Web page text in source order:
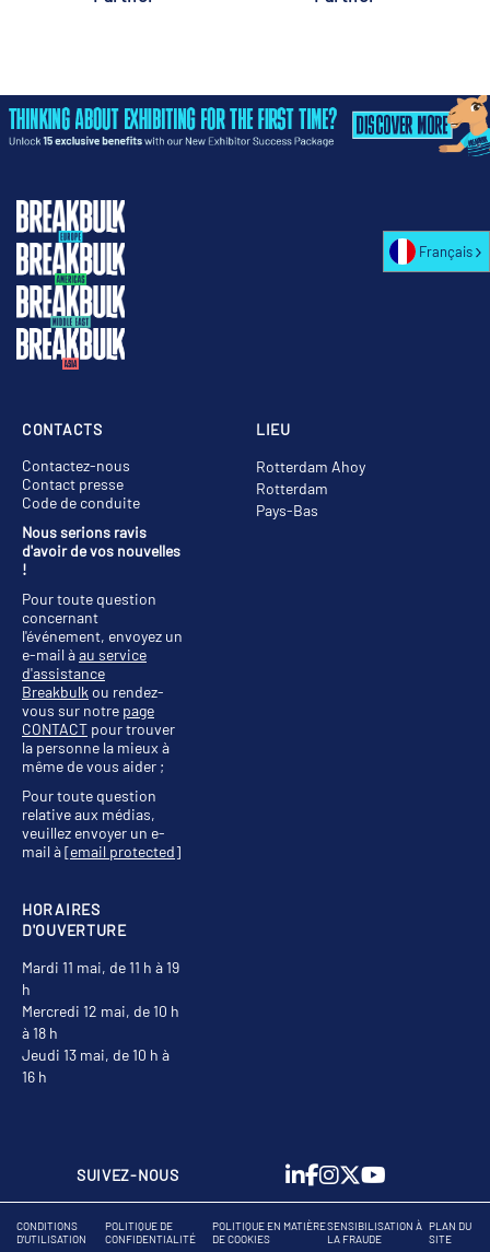
LIEU
Rotterdam Ahoy
Rotterdam
Pays-Bas
HORAIRES
D'OUVERTURE
Mardi 11 mai, de 11 h à 19
h
Mercredi 12 mai, de 10 h
à 18 h
Jeudi 13 mai, de 10 h à
16 h
CONTACTS
Contactez-nous
Contact presse
Code de conduite
Nous serions ravis
d'avoir de vos nouvelles
!
Pour toute question
concernant
l'événement, envoyez un
e-mail àau service
d'assistance
Breakbulk ou rendez-
vous sur notre page
CONTACT pour trouver
la personne la mieux à
même de vous aider ;
Pour toute question
relative aux médias,
veuillez envoyer un e-
mail à[email protected]
SUIVEZ-NOUS
CONDITIONS
D'UTILISATION
POLITIQUE DE
CONFIDENTIALITÉ
POLITIQUE EN MATIÈRE
DE COOKIES
SENSIBILISATION À
LA FRAUDE
PLAN DU
SITE
Français